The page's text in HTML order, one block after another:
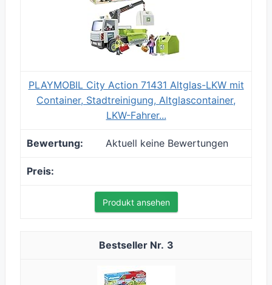
PLAYMOBIL City Action 71431 Altglas-LKW mit
Container, Stadtreinigung, Altglascontainer,
LKW-Fahrer...
Aktuell keine Bewertungen
Produkt ansehen
3